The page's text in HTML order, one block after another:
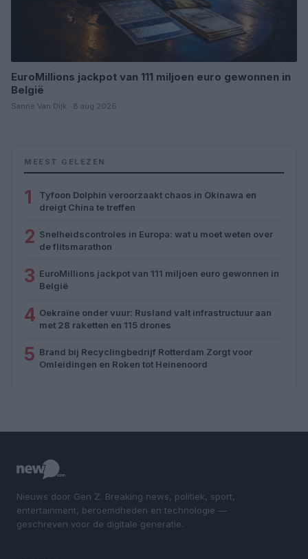
EuroMillions jackpot van 111 miljoen euro gewonnen in
België
Sanne Van Dijk · 8 aug 2026
MEEST GELEZEN
1
Tyfoon Dolphin veroorzaakt chaos in Okinawa en
dreigt China te treffen
2 Snelheidscontroles in Europa: wat u moet weten over
de flitsmarathon
3 EuroMillions jackpot van 111 miljoen euro gewonnen in
België
4 Oekraïne onder vuur: Rusland valt infrastructuur aan
met 28 raketten en 115 drones
5 Brand bij Recyclingbedrijf Rotterdam Zorgt voor
Omleidingen en Roken tot Heinenoord
Nieuws door Gen Z. Breaking news, politiek, sport,
entertainment, beroemdheden en technologie —
geschreven voor de digitale generatie.